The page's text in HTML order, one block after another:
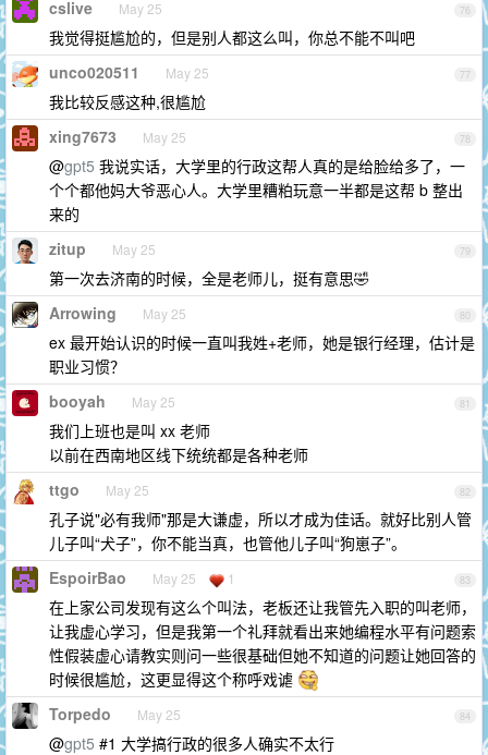
76
cslive May 25
我觉得挺尴尬的，但是别人都这么叫，你总不能不叫吧
77
unco020511 May 25
我比较反感这种,很尴尬
78
xing7673 May 25
@gpt5 我说实话，大学里的行政这帮人真的是给脸给多了，一
个个都他妈大爷恶心人。大学里糟粕玩意一半都是这帮 b 整出
来的
79
zitup May 25
第一次去济南的时候，全是老师儿，挺有意思🤣
80
Arrowing May 25
ex 最开始认识的时候一直叫我姓+老师，她是银行经理，估计是
职业习惯？
81
booyah May 25
我们上班也是叫 xx 老师
以前在西南地区线下统统都是各种老师
82
ttgo May 25
孔子说"必有我师"那是大谦虚，所以才成为佳话。就好比别人管
儿子叫“犬子”，你不能当真，也管他儿子叫“狗崽子”。
83
EspoirBao May 25 1
在上家公司发现有这么个叫法，老板还让我管先入职的叫老师，
让我虚心学习，但是我第一个礼拜就看出来她编程水平有问题索
性假装虚心请教实则问一些很基础但她不知道的问题让她回答的
时候很尴尬，这更显得这个称呼戏谑
84
Torpedo May 25
@gpt5 #1 大学搞行政的很多人确实不太行